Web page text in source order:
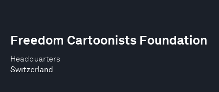
Headquarters
Switzerland
Freedom Cartoonists Foundation